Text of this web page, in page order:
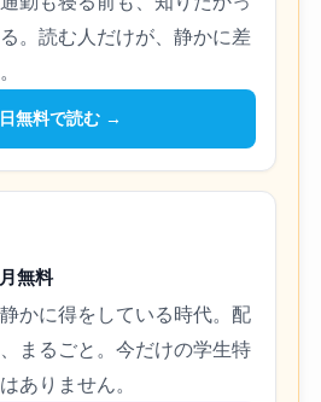
。読む人だけが、静かに差
無料で読む →
無料
かに得をしている時代。配
まるごと。今だけの学生特
ありません。